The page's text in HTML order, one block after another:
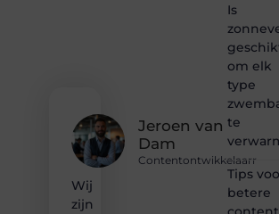
Jeroen van
Dam
Contentontwikkelaarr
Wij
zijn
Is
om elk
type
te
Tips
betere